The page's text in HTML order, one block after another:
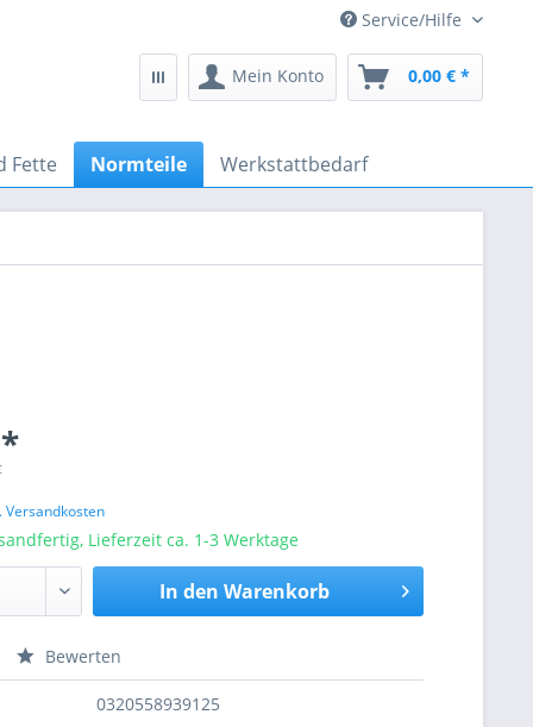
Service/Hilfe
Mein Konto 0,00 € *
Fette Normteile Werkstattbedarf
Versandkosten
Lieferzeit ca. 1-3 Werktage
In den Warenkorb
Bewerten
0320558939125